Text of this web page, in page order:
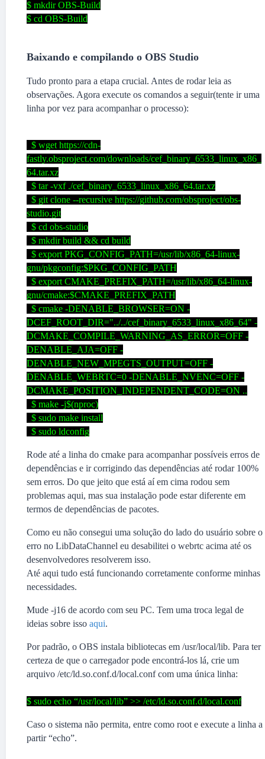
$ mkdir OBS-Build
$ cd OBS-Build
Baixando e compilando o OBS Studio
Tudo pronto para a etapa crucial. Antes de rodar leia as
observações. Agora execute os comandos a seguir(tente ir uma
linha por vez para acompanhar o processo):
$ wget https://cdn-
fastly.obsproject.com/downloads/cef_binary_6533_linux_x86_
64.tar.xz
$ tar -vxf ./cef_binary_6533_linux_x86_64.tar.xz
$ git clone --recursive https://github.com/obsproject/obs-
studio.git
$ cd obs-studio
$ mkdir build && cd build
$ export PKG_CONFIG_PATH=/usr/lib/x86_64-linux-
gnu/pkgconfig:$PKG_CONFIG_PATH
$ export CMAKE_PREFIX_PATH=/usr/lib/x86_64-linux-
gnu/cmake:$CMAKE_PREFIX_PATH
$ cmake -DENABLE_BROWSER=ON -
DCEF_ROOT_DIR="../../cef_binary_6533_linux_x86_64" -
DCMAKE_COMPILE_WARNING_AS_ERROR=OFF -
DENABLE_AJA=OFF -
DENABLE_NEW_MPEGTS_OUTPUT=OFF -
DENABLE_WEBRTC=0 -DENABLE_NVENC=OFF -
DCMAKE_POSITION_INDEPENDENT_CODE=ON ..
$ make -j$(nproc)
$ sudo make install
$ sudo ldconfig
Rode até a linha do cmake para acompanhar possíveis erros de
dependências e ir corrigindo das dependências até rodar 100%
sem erros. Do que jeito que está aí em cima rodou sem
problemas aqui, mas sua instalação pode estar diferente em
termos de dependências de pacotes.
Como eu não consegui uma solução do lado do usuário sobre o
erro no LibDataChannel eu desabilitei o webrtc acima até os
desenvolvedores resolverem isso.
Até aqui tudo está funcionando corretamente conforme minhas
necessidades.
Mude -j16 de acordo com seu PC. Tem uma troca legal de
ideias sobre isso aqui.
Por padrão, o OBS instala bibliotecas em /usr/local/lib. Para ter
certeza de que o carregador pode encontrá-los lá, crie um
arquivo /etc/ld.so.conf.d/local.conf com uma única linha:
$ sudo echo “/usr/local/lib” >> /etc/ld.so.conf.d/local.conf
Caso o sistema não permita, entre como root e execute a linha a
partir “echo”.